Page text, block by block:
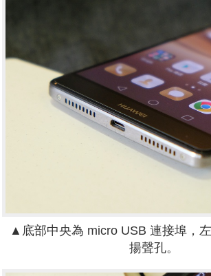
▲底部中央為 micro USB 連接埠，
揚聲孔。